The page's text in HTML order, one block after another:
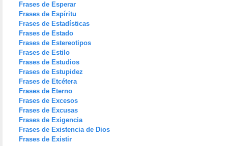
Frases de Esperar
Frases de Espíritu
Frases de Estadísticas
Frases de Estado
Frases de Estereotipos
Frases de Estilo
Frases de Estudios
Frases de Estupidez
Frases de Etcétera
Frases de Eterno
Frases de Excesos
Frases de Excusas
Frases de Exigencia
Frases de Existencia de Dios
Frases de Existir